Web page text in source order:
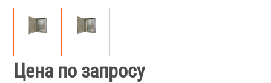
Цена по запросу